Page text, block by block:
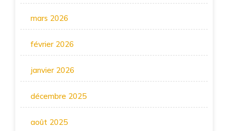
mars 2026
février 2026
janvier 2026
décembre 2025
août 2025